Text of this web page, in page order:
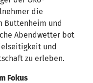
die
Buttenheim und
Abendwetter bot
und
zu erleben.
Fokus